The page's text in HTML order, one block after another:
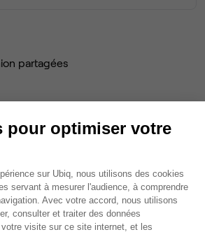
partagées
pour optimiser votre
Gestion du
sur Ubiq, nous utilisons des cookies
servant à mesurer l'audience, à comprendre
Avec votre accord, nous utilisons
consulter et traiter des données
visite sur ce site internet, et les